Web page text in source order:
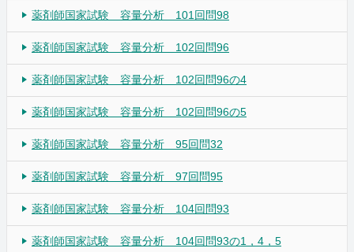
薬剤師国家試験 容量分析 101回問98
薬剤師国家試験 容量分析 102回問96
薬剤師国家試験 容量分析 102回問96の4
薬剤師国家試験 容量分析 102回問96の5
薬剤師国家試験 容量分析 95回問32
薬剤師国家試験 容量分析 97回問95
薬剤師国家試験 容量分析 104回問93
薬剤師国家試験 容量分析 104回問93の1，4，5